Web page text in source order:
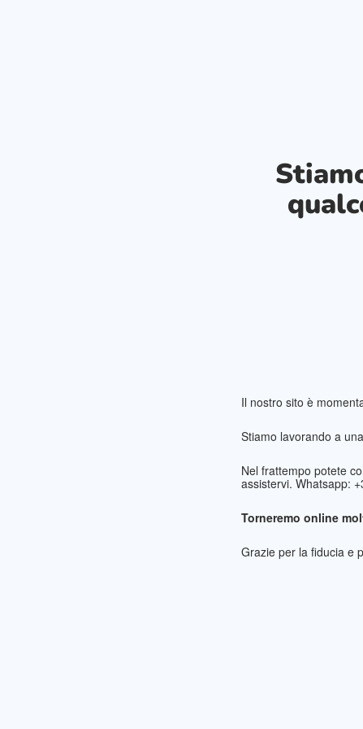
Il nostro sito è
Stiamo lavorando a
Nel frattempo potete
assistervi. Whatsapp:
Torneremo online
Grazie per la fiducia e